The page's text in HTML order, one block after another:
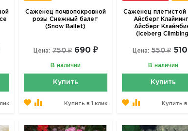
Саженец почвопокровной
розы Снежный балет
(Snow Ballet)
Цена: 750 ₽ 690 ₽
В наличии
Купить
Купить в 1 клик
Саженец плетистой
Айсберг
Айсберг
(Iceberg
Цена: 550 ₽
В наличии
Купить
Купить в